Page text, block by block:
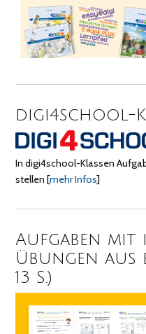
digi4school-
In digi4school-Klassen
stellen [mehr Infos]
Aufgaben mit
Übungen aus
13 S.)